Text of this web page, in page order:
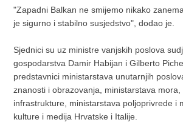
"Zapadni Balkan ne smijemo nikako
je sigurno i stabilno susjedstvo", dodao je.
Sjednici su uz ministre vanjskih poslova
gospodarstva Damir Habijan i Gilberto
predstavnici ministarstava unutarnjih
znanosti i obrazovanja, ministarstava
infrastrukture, ministarstava poljoprivrede i
kulture i medija Hrvatske i Italije.